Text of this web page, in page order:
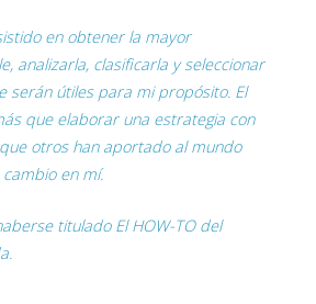
en obtener la mayor
analizarla, clasificarla y seleccionar
serán útiles para mi propósito. El
que elaborar una estrategia con
otros han aportado al mundo
en mí.
titulado El HOW-TO del